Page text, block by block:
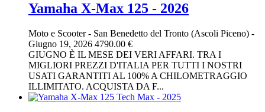
Yamaha X-Max 125 - 2026
Moto e Scooter- San Benedetto del Tronto (Ascoli Piceno) -
Giugno 19, 2026 4790.00 €
GIUGNO È IL MESE DEI VERI AFFARI. TRA I
MIGLIORI PREZZI D'ITALIA PER TUTTI I NOSTRI
USATI GARANTITI AL 100% A CHILOMETRAGGIO
ILLIMITATO. ACQUISTA DA F...